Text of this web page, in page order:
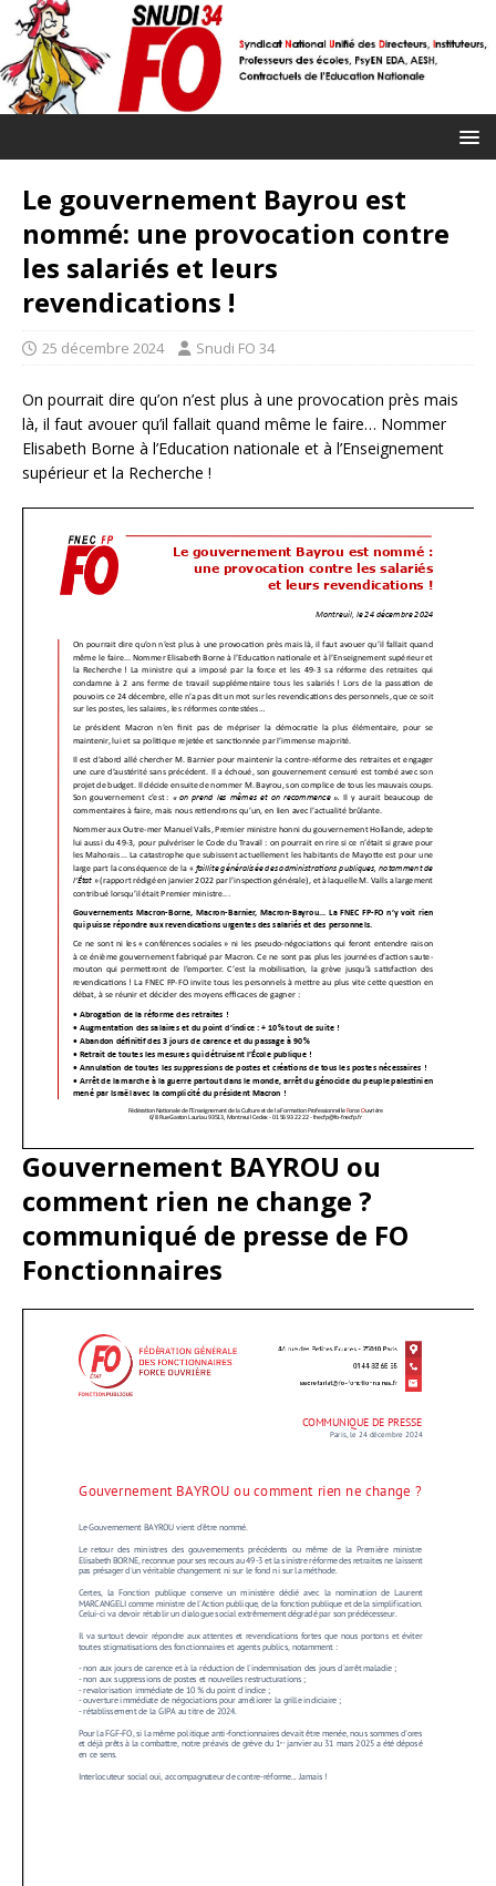
Le gouvernement Bayrou est
nommé: une provocation contre
les salariés et leurs
revendications !
25 décembre 2024 Snudi FO 34
On pourrait dire qu’on n’est plus à une provocation près mais
là, il faut avouer qu’il fallait quand même le faire… Nommer
Elisabeth Borne à l’Education nationale et à l’Enseignement
supérieur et la Recherche !
Gouvernement BAYROU ou
comment rien ne change ?
communiqué de presse de FO
Fonctionnaires